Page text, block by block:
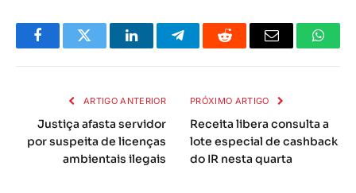
FacebookTwitter LinkedInTelegramaReddit
E-
ARTIGO ANTERIOR
Justiça afasta servidor
por suspeita de licenças
ambientais ilegais
PRÓXIMO ARTIGO
Receita libera consulta a
lote especial de cashback
do IR nesta quarta